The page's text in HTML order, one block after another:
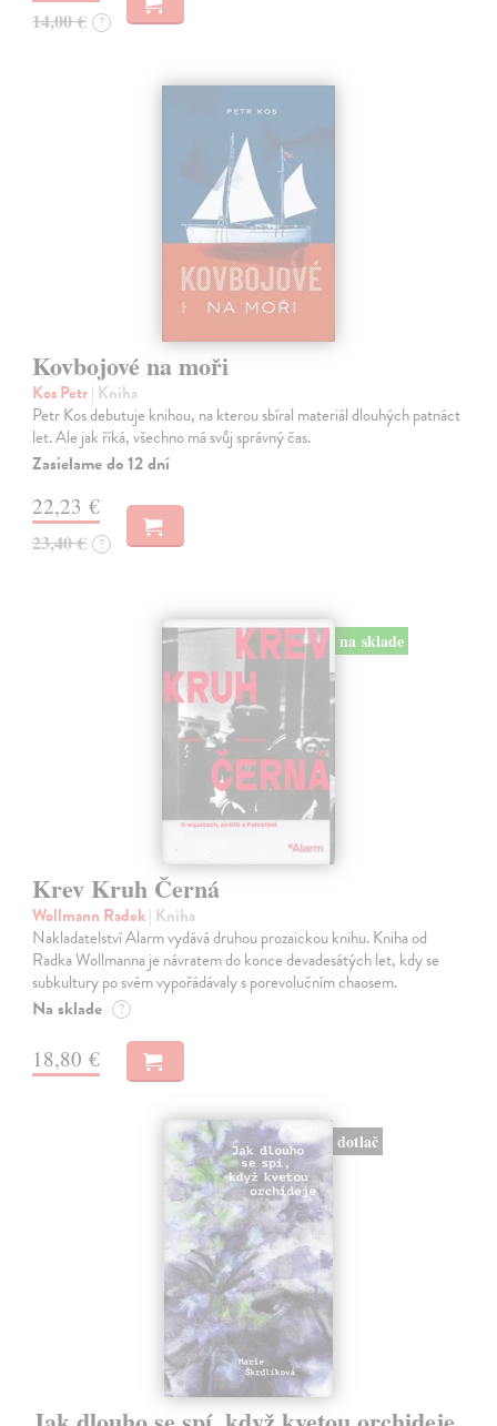
14,00 € ?
Kovbojové na moři
Kos Petr| Kniha
Petr Kos debutuje knihou, na kterou sbíral materiál dlouhých patnáct
let. Ale jak říká, všechno má svůj správný čas.
Zasielame do 12 dní
22,23 €
23,40 € ?
na sklade
Krev Kruh Černá
Wollmann Radek| Kniha
Nakladatelství Alarm vydává druhou prozaickou knihu. Kniha od
Radka Wollmanna je návratem do konce devadesátých let, kdy se
subkultury po svém vypořádávaly s porevolučním chaosem.
Na sklade ?
18,80 €
dotlač